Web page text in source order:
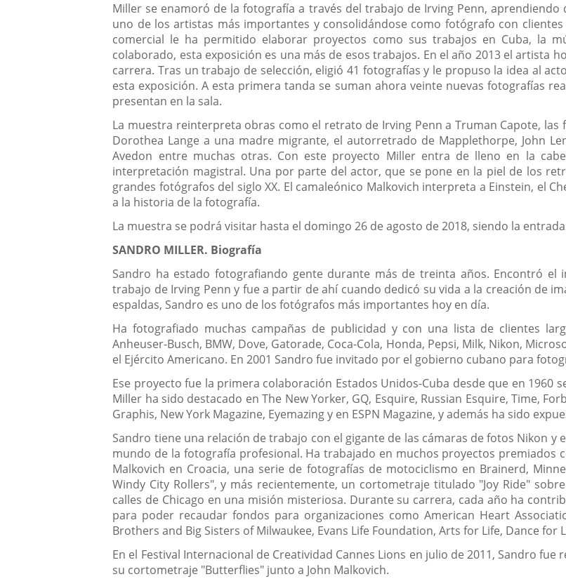
Miller se enamoró de la fotografía a través del trabajo de Irving Penn,
uno de los artistas más importantes y consolidándose como fotógrafo con clientes
comercial le ha permitido elaborar proyectos como sus trabajos en Cuba, la
colaborado, esta exposición es una más de esos trabajos. En el año 2013 el artista
carrera. Tras un trabajo de selección, eligió 41 fotografías y le propuso la idea al
esta exposición. A esta primera tanda se suman ahora veinte nuevas fotografías
presentan en la sala.
La muestra reinterpreta obras como el retrato de Irving Penn a Truman Capote,
Dorothea Lange a una madre migrante, el autorretrado de Mapplethorpe, John
Avedon entre muchas otras. Con este proyecto Miller entra de lleno en la
interpretación magistral. Una por parte del actor, que se pone en la piel de los
grandes fotógrafos del siglo XX. El camaleónico Malkovich interpreta a Einstein, el
a la historia de la fotografía.
La muestra se podrá visitar hasta el domingo 26 de agosto de 2018, siendo la
SANDRO MILLER. Biografía
Sandro ha estado fotografiando gente durante más de treinta años. Encontró
trabajo de Irving Penn y fue a partir de ahí cuando dedicó su vida a la creación de
espaldas, Sandro es uno de los fotógrafos más importantes hoy en día.
Ha fotografiado muchas campañas de publicidad y con una lista de clientes
Anheuser-Busch, BMW, Dove, Gatorade, Coca-Cola, Honda, Pepsi, Milk, Nikon,
el Ejército Americano. En 2001 Sandro fue invitado por el gobierno cubano para
Ese proyecto fue la primera colaboración Estados Unidos-Cuba desde que en
Miller ha sido destacado en The New Yorker, GQ, Esquire, Russian Esquire, Time,
Graphis, New York Magazine, Eyemazing y en ESPN Magazine, y además ha sido
Sandro tiene una relación de trabajo con el gigante de las cámaras de fotos Nikon
mundo de la fotografía profesional. Ha trabajado en muchos proyectos premiados
Malkovich en Croacia, una serie de fotografías de motociclismo en Brainerd,
Windy City Rollers", y más recientemente, un cortometraje titulado "Joy Ride"
calles de Chicago en una misión misteriosa. Durante su carrera, cada año ha
para poder recaudar fondos para organizaciones como American Heart
Brothers and Big Sisters of Milwaukee, Evans Life Foundation, Arts for Life, Dance for
En el Festival Internacional de Creatividad Cannes Lions en julio de 2011, Sandro
su cortometraje "Butterflies" junto a John Malkovich.